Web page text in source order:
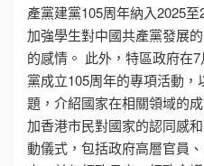
產黨建黨105周年納入2025
加強學生對中國共產黨發展
的感情。 此外，特區政府在
黨成立105周年的專項活動
題，介紹國家在相關領域的
加香港市民對國家的認同感
動儀式，包括政府高層官員